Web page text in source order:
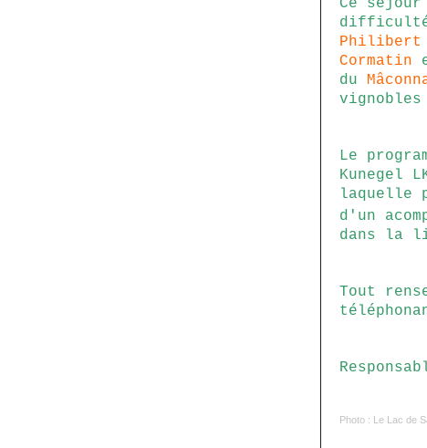
Ce
Philibert
Cormatin
du
Le
Kunegel
laquelle
d'un
dans la
Tout
Photo : Le Lac de